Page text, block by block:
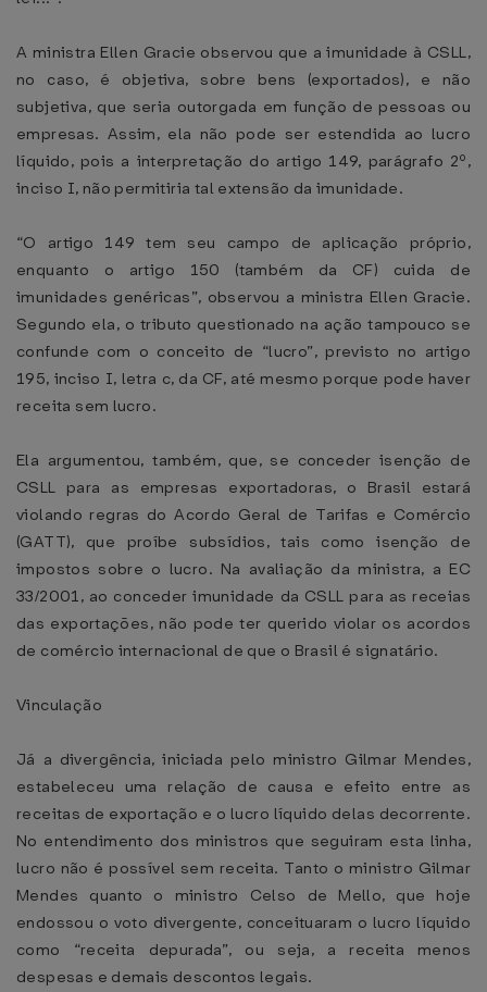
A ministra Ellen Gracie observou que a imunidade à CSLL,
no caso, é objetiva, sobre bens (exportados), e não
subjetiva, que seria outorgada em função de pessoas ou
empresas. Assim, ela não pode ser estendida ao lucro
líquido, pois a interpretação do artigo 149, parágrafo 2º,
inciso I, não permitiria tal extensão da imunidade.
“O artigo 149 tem seu campo de aplicação próprio,
enquanto o artigo 150 (também da CF) cuida de
imunidades genéricas”, observou a ministra Ellen Gracie.
Segundo ela, o tributo questionado na ação tampouco se
confunde com o conceito de “lucro”, previsto no artigo
195, inciso I, letra c, da CF, até mesmo porque pode haver
receita sem lucro.
Ela argumentou, também, que, se conceder isenção de
CSLL para as empresas exportadoras, o Brasil estará
violando regras do Acordo Geral de Tarifas e Comércio
(GATT), que proíbe subsídios, tais como isenção de
impostos sobre o lucro. Na avaliação da ministra, a EC
33/2001, ao conceder imunidade da CSLL para as receias
das exportações, não pode ter querido violar os acordos
de comércio internacional de que o Brasil é signatário.
Vinculação
Já a divergência, iniciada pelo ministro Gilmar Mendes,
estabeleceu uma relação de causa e efeito entre as
receitas de exportação e o lucro líquido delas decorrente.
No entendimento dos ministros que seguiram esta linha,
lucro não é possível sem receita. Tanto o ministro Gilmar
Mendes quanto o ministro Celso de Mello, que hoje
endossou o voto divergente, conceituaram o lucro líquido
como “receita depurada”, ou seja, a receita menos
despesas e demais descontos legais.